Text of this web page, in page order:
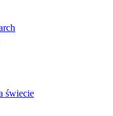
świecie